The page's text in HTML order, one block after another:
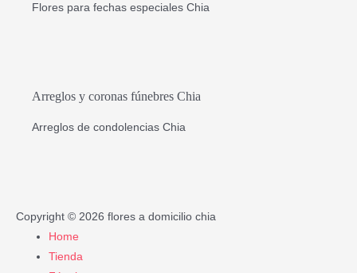
Flores para fechas especiales Chia
Arreglos y coronas fúnebres Chia
Arreglos de condolencias Chia
Copyright © 2026 flores a domicilio chia
Home
Tienda